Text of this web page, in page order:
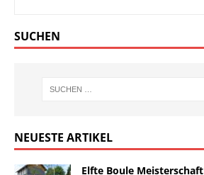
SUCHEN
NEUESTE ARTIKEL
Elfte Boule Meisterschaft